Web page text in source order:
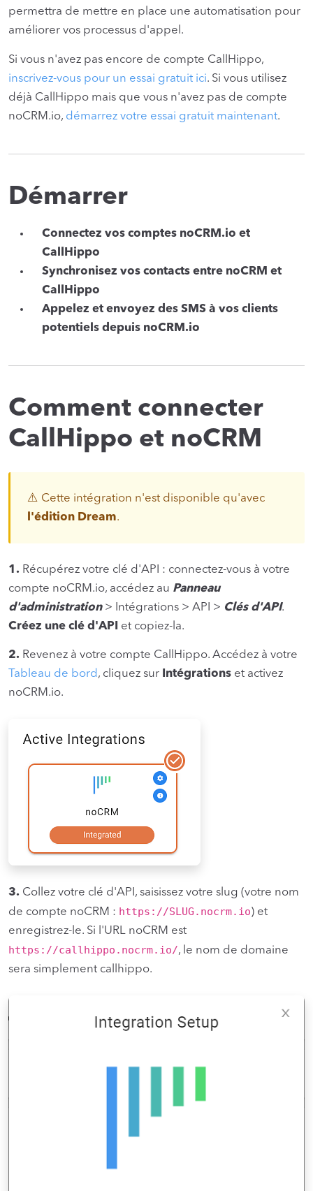
permettra de mettre en place une automatisation pour
améliorer vos processus d'appel.
Si vous n'avez pas encore de compte CallHippo,
inscrivez-vous pour un essai gratuit ici. Si vous utilisez
déjà CallHippo mais que vous n'avez pas de compte
noCRM.io, démarrez votre essai gratuit maintenant.
Démarrer
Connectez vos comptes noCRM.io et
CallHippo
Synchronisez vos contacts entre noCRM et
CallHippo
Appelez et envoyez des SMS à vos clients
potentiels depuis noCRM.io
Comment connecter
CallHippo et noCRM
⚠️ Cette intégration n'est disponible qu'avec
l'édition Dream.
1. Récupérez votre clé d'API : connectez-vous à votre
compte noCRM.io, accédez au Panneau
d'administration> Intégrations > API > Clés d'API.
Créez une clé d'API et copiez-la.
2. Revenez à votre compte CallHippo. Accédez à votre
Tableau de bord , cliquez sur Intégrations et activez
noCRM.io.
3. Collez votre clé d'API, saisissez votre slug (votre nom
de compte noCRM : https://SLUG.nocrm.io) et
enregistrez-le. Si l'URL noCRM est
https://callhippo.nocrm.io/, le nom de domaine
sera simplement callhippo.